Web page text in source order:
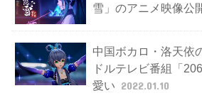
雪」のアニメ映像公
中国ボカロ・洛天依
ドルテレビ番組「
愛い 2022.01.10